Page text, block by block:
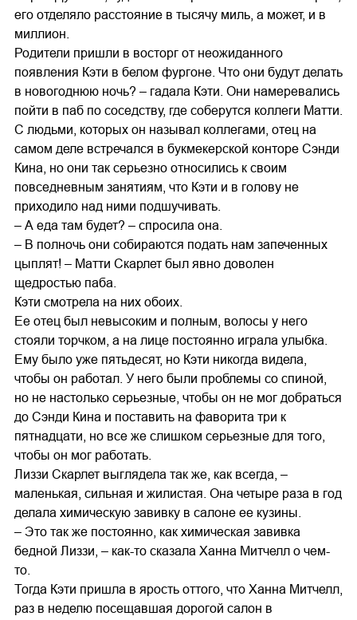
его отделяло расстояние в тысячу миль, а может, и в
миллион.
Родители пришли в восторг от неожиданного
появления Кэти в белом фургоне. Что они будут делать
в новогоднюю ночь? – гадала Кэти. Они намеревались
пойти в паб по соседству, где соберутся коллеги Матти.
С людьми, которых он называл коллегами, отец на
самом деле встречался в букмекерской конторе Сэнди
Кина, но они так серьезно относились к своим
повседневным занятиям, что Кэти и в голову не
приходило над ними подшучивать.
– А еда там будет? – спросила она.
– В полночь они собираются подать нам запеченных
цыплят! – Матти Скарлет был явно доволен
щедростью паба.
Кэти смотрела на них обоих.
Ее отец был невысоким и полным, волосы у него
стояли торчком, а на лице постоянно играла улыбка.
Ему было уже пятьдесят, но Кэти никогда видела,
чтобы он работал. У него были проблемы со спиной,
но не настолько серьезные, чтобы он не мог добраться
до Сэнди Кина и поставить на фаворита три к
пятнадцати, но все же слишком серьезные для того,
чтобы он мог работать.
Лиззи Скарлет выглядела так же, как всегда, –
маленькая, сильная и жилистая. Она четыре раза в год
делала химическую завивку в салоне ее кузины.
– Это так же постоянно, как химическая завивка
бедной Лиззи, – как-то сказала Ханна Митчелл о чем-
то.
Тогда Кэти пришла в ярость оттого, что Ханна Митчелл,
раз в неделю посещавшая дорогой салон в